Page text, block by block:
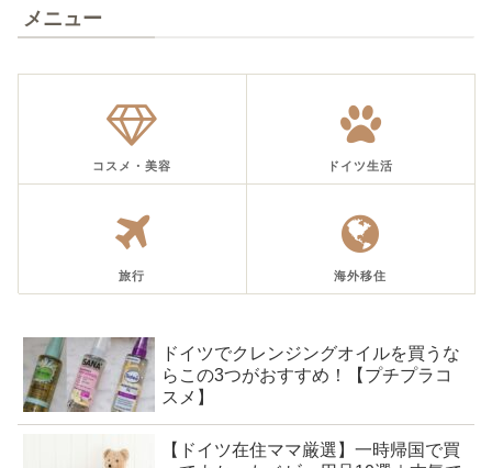
メニュー
コスメ・美容 ドイツ生活
旅行 海外移住
ドイツでクレンジングオイルを買うな
らこの3つがおすすめ！【プチプラコ
スメ】
【ドイツ在住ママ厳選】一時帰国で買